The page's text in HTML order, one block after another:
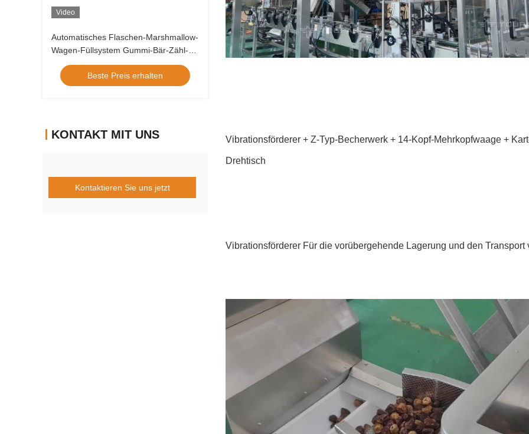
Video
Automatisches Flaschen-Marshmallow-
Wagen-Füllsystem Gummi-Bär-Zähl-
Verpackungsmaschine
Beste Preis erhalten
KONTAKT MIT UNS
Kontaktieren Sie uns jetzt
Vibrationsförderer + Z-Typ-Becherwerk + 14-Kopf-Mehrkopfwaage +
Drehtisch
Vibrationsförderer Für die vorübergehende Lagerung und den Transport